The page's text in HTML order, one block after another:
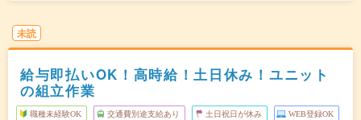
未読
給与即払いOK！高時給！土日休み！ユニット
の組立作業
職種未経験OK 交通費別途支給あり 土日祝日が休み WEB登録OK